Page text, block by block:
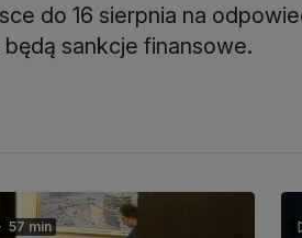
do 16 sierpnia na
sankcje finansowe.
57 min